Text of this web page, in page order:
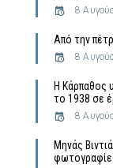
8
Από την
8
Η Κάρπαθος
το 1938 σε
8
Μηνάς